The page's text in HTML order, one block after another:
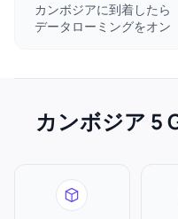
カンボジアに到着したら
データローミングをオン
カンボジア 5